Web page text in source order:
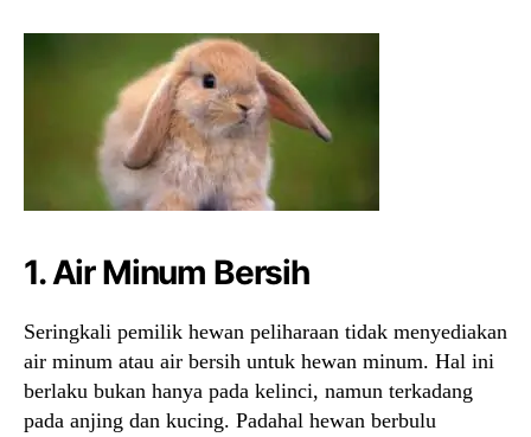
1. Air Minum Bersih
Seringkali pemilik hewan peliharaan tidak menyediakan
air minum atau air bersih untuk hewan minum. Hal ini
berlaku bukan hanya pada kelinci, namun terkadang
pada anjing dan kucing. Padahal hewan berbulu